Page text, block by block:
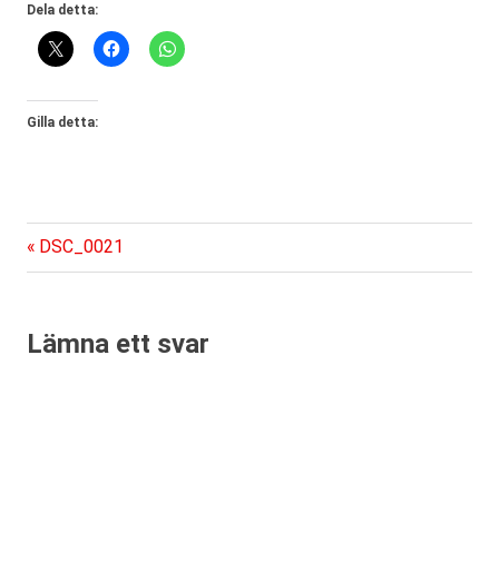
Dela detta:
Gilla detta:
Inläggsnavigering
Föregående
inlägg:
DSC_0021
Lämna ett svar